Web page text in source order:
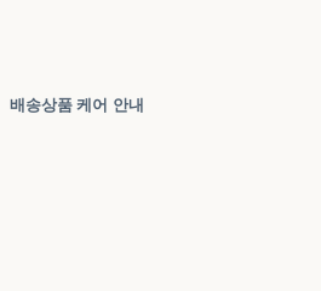
배송상품 케어 안내